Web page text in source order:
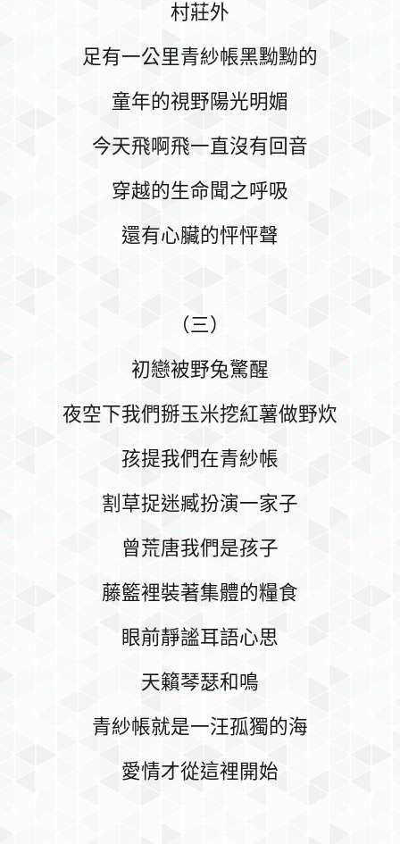
村莊外
足有一公里青紗帳黑黝黝的
童年的視野陽光明媚
今天飛啊飛一直沒有回音
穿越的生命聞之呼吸
還有心臟的怦怦聲
（三）
初戀被野兔驚醒
夜空下我們掰玉米挖紅薯做野炊
孩提我們在青紗帳
割草捉迷臧扮演一家子
曾荒唐我們是孩子
藤籃裡裝著集體的糧食
眼前靜謐耳語心思
天籟琴瑟和鳴
青紗帳就是一汪孤獨的海
愛情才從這裡開始